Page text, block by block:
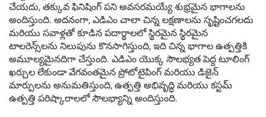
చేయదు, తక్కువ ఫినిషింగ్ పని అవసరమయ్యే శుభ్రమైన భాగాలను
అందిస్తుంది. అదనంగా, ఎడిఎం చాలా చిన్న లక్షణాలను సృష్టించగలదు
మరియు సవాళ్లతో కూడిన పదార్థాలలో స్థిరమైన స్థిరమైన
టాలరెన్స్‌లను నిలుపును కొనసాగిస్తుంది, ఇది చిన్న భాగాల ఉత్పత్తికి
అమూల్యమైనదిగా చేస్తుంది. ఎడిఎం యొక్క సౌలభ్యత పెద్ద టూలింగ్
ఖర్చుల లేకుండా వేగవంతమైన ప్రోటోటైపింగ్ మరియు డిజైన్
మార్పులను అనుమతిస్తుంది, ఉత్పత్తి అభివృద్ధి మరియు కస్టమ్
ఉత్పత్తి పరిష్కారాలలో సౌలభ్యాన్ని అందిస్తుంది.